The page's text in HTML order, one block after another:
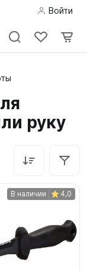
Войти
руку
В наличии 4,0